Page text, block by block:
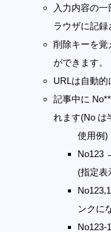
入力内容の
ラウザに記録
削除キーを覚
ができます。
URLは自動的
記事中に
れます(No は
使用例)
No123
(指定表
ンクに
No123-